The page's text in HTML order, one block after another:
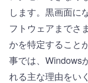
します。黒画面に
フトウェアまでさ
かを特定すること
事では、Windows
れる主な理由をい